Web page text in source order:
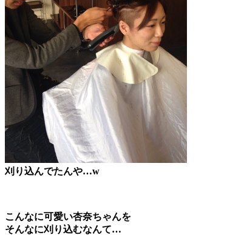
刈り込んでたんや…w
こんなに可愛い杏奈ちゃんを
そんなに刈り込むなんて…